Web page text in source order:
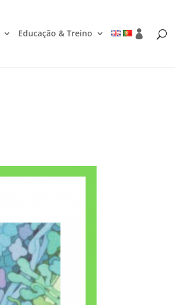
Educação & Treino